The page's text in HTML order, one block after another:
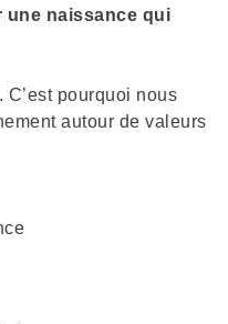
une naissance qui
pourquoi nous
autour de valeurs